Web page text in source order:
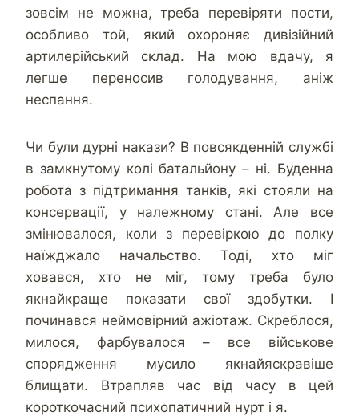
зовсім не можна, треба перевіряти пости,
особливо той, який охороняє дивізійний
артилерійський склад. На мою вдачу, я
легше переносив голодування, аніж
неспання.
Чи були дурні накази? В повсякденній службі
в замкнутому колі батальйону – ні. Буденна
робота з підтримання танків, які стояли на
консервації, у належному стані. Але все
змінювалося, коли з перевіркою до полку
наїжджало начальство. Тоді, хто міг
ховався, хто не міг, тому треба було
якнайкраще показати свої здобутки. І
починався неймовірний ажіотаж. Скреблося,
милося, фарбувалося – все військове
спорядження мусило якнайяскравіше
блищати. Втрапляв час від часу в цей
короткочасний психопатичний нурт і я.